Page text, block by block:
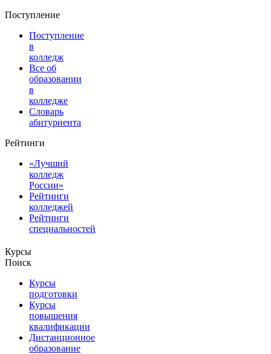
Поступление
Поступление
в
колледж
Все об
образовании
в
колледже
Словарь
абитуриента
Рейтинги
«Лучший
колледж
России»
Рейтинги
колледжей
Рейтинги
специальностей
Курсы
Поиск
Курсы
подготовки
Курсы
повышения
квалификации
Дистанционное
образование